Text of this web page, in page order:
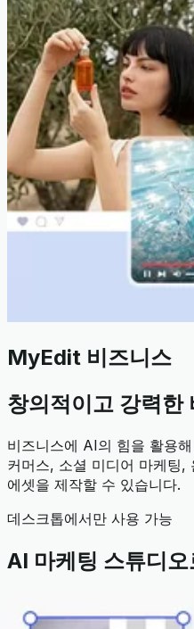
MyEdit 비즈니스
창의적이고 강력한
비즈니스에 AI의 힘을 활용
커머스, 소셜 미디어 마케팅,
에셋을 제작할 수 있습니다.
데스크톱에서만 사용 가능
AI 마케팅 스튜디